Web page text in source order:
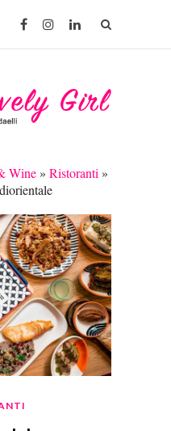
Wine» Ristoranti »